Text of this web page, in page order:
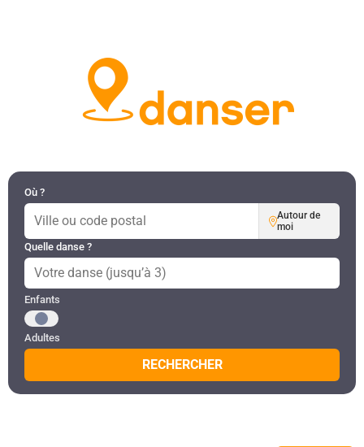
Où ?
Autour de
moi
Quelle danse ?
Public recherché
Enfants
Adultes
RECHERCHER